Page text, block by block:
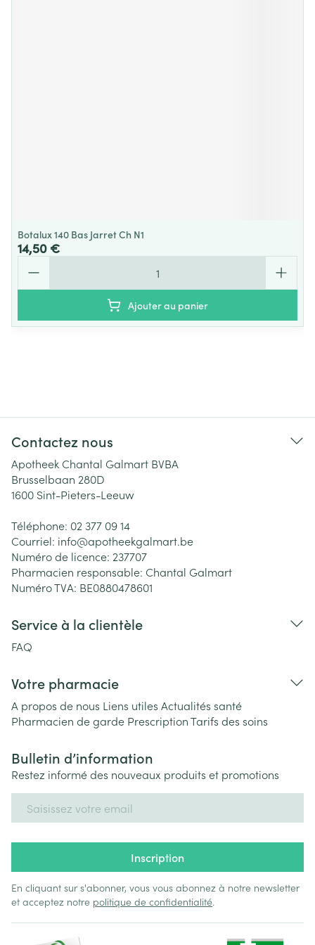
Botalux 140 Bas Jarret Ch N1
14,50 €
Ajouter au panier
Contactez nous
Apotheek Chantal Galmart BVBA
Brusselbaan 280D
1600 Sint-Pieters-Leeuw
Téléphone: 02 377 09 14
Courriel: info@apotheekgalmart.be
Numéro de licence: 237707
Pharmacien responsable: Chantal Galmart
Numéro TVA: BE0880478601
Service à la clientèle
FAQ
Votre pharmacie
A propos de nous Liens utiles Actualités santé
Pharmacien de garde PrescriptionTarifs des soins
Bulletin d’information
Restez informé des nouveaux produits et promotions
Inscription
En cliquant sur s'abonner, vous vous abonnez à notre newsletter
et acceptez notre politique de confidentialité.